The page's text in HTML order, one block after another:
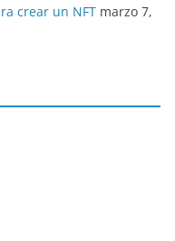
crear un NFT marzo 7,